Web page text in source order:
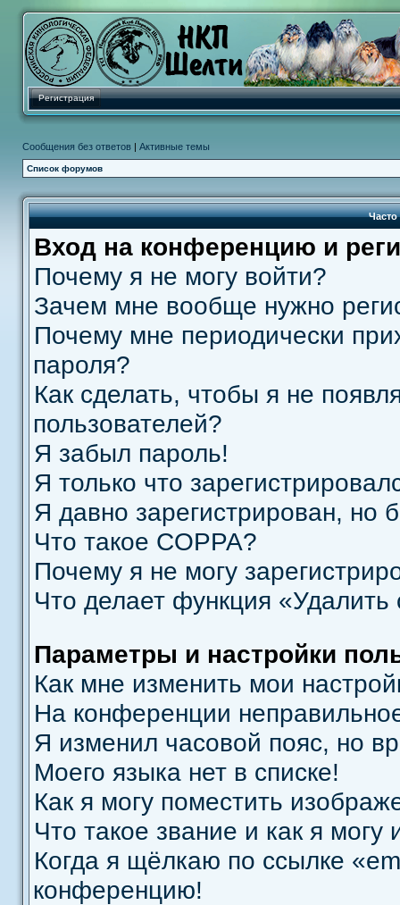
Регистрация
Сообщения без ответов | Активные темы
Список форумов
Вход на конференцию и
Почему я не могу войти?
Зачем мне вообще нужно
Почему мне периодически
пароля?
Как сделать, чтобы я не
пользователей?
Я забыл пароль!
Я только что
Я давно зарегистрирован, но
Что такое COPPA?
Почему я не могу
Что делает функция
Параметры и настройки
Как мне изменить мои
На конференции
Я изменил часовой пояс, но
Моего языка нет в списке!
Как я могу поместить
Что такое звание и как я могу
Когда я щёлкаю по ссылке
конференцию!